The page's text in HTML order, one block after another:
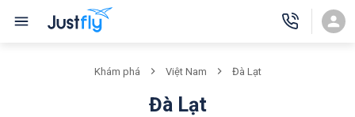
Khám phá Việt Nam Đà Lạt
Đà Lạt